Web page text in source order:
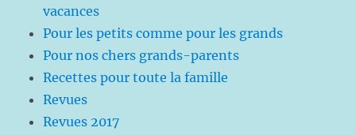
vacances
Pour les petits comme pour les grands
Pour nos chers grands-parents
Recettes pour toute la famille
Revues
Revues 2017